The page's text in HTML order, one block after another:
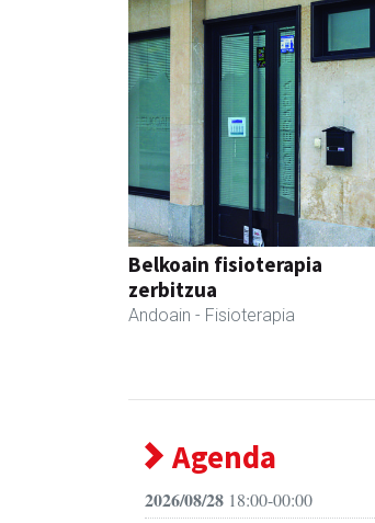
Belkoain fisioterapia
zerbitzua
Andoain - Fisioterapia
Agenda
2026/08/28 18:00-00:00